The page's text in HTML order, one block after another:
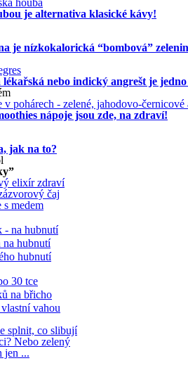
je alternativa klasické kávy!
je nízkokalorická “bombová”
nebo indický angrešt je jedno
nápoje jsou zde, na zdraví!
jak na to?
elixír zdraví
čaj
medem
- na hubnutí
hubnutí
hubnutí
30 tce
na břicho
vahou
splnit, co slibují
Nebo zelený
jen ...